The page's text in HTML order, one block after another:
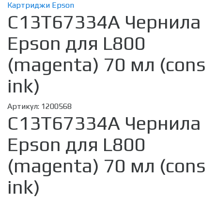
Картриджи Epson
C13T67334A Чернила
Epson для L800
(magenta) 70 мл (cons
ink)
Артикул: 1200568
C13T67334A Чернила
Epson для L800
(magenta) 70 мл (cons
ink)